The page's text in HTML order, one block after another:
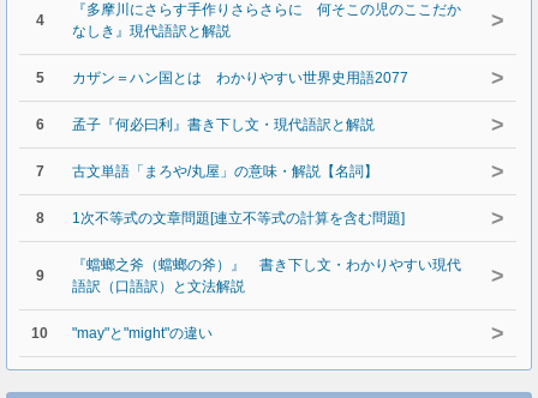
4
『多摩川にさらす手作りさらさらに 何そこの児のここだか
なしき』現代語訳と解説
>
5 カザン＝ハン国とは わかりやすい世界史用語2077 >
6 孟子『何必曰利』書き下し文・現代語訳と解説 >
7 古文単語「まろや/丸屋」の意味・解説【名詞】 >
8 1次不等式の文章問題[連立不等式の計算を含む問題] >
9
『蟷螂之斧（蟷螂の斧）』 書き下し文・わかりやすい現代
語訳（口語訳）と文法解説
>
10 "may"と"might"の違い >